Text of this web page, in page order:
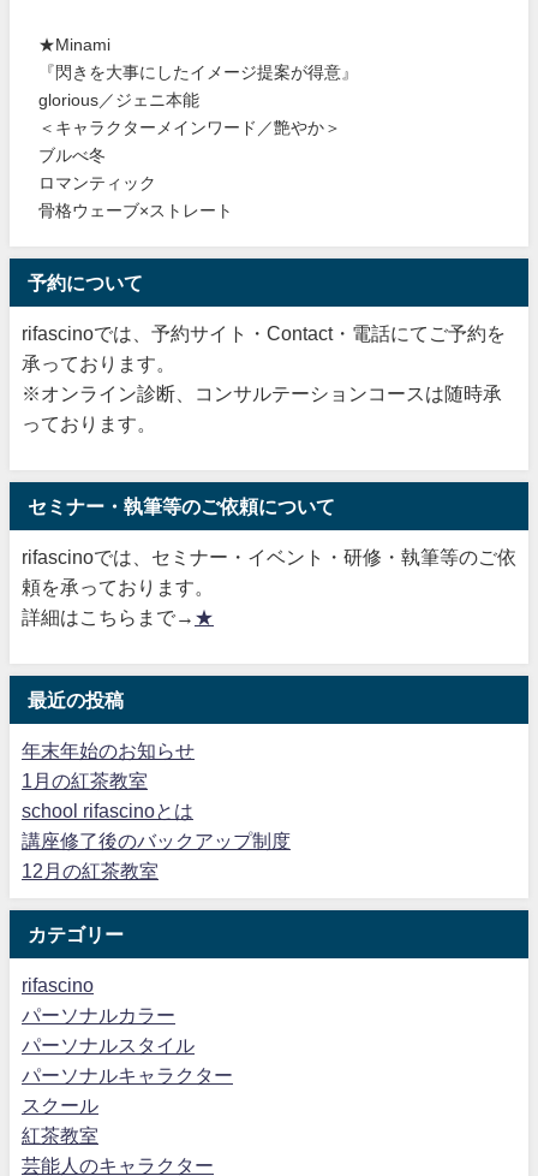
★Minami
『閃きを大事にしたイメージ提案が得意』
glorious／ジェニ本能
＜キャラクターメインワード／艶やか＞
ブルべ冬
ロマンティック
骨格ウェーブ×ストレート
予約について
rifascinoでは、予約サイト・Contact・電話にてご予約を
承っております。
※オンライン診断、コンサルテーションコースは随時承
っております。
セミナー・執筆等のご依頼について
rifascinoでは、セミナー・イベント・研修・執筆等のご依
頼を承っております。
詳細はこちらまで→ ★
最近の投稿
年末年始のお知らせ
1月の紅茶教室
school rifascinoとは
講座修了後のバックアップ制度
12月の紅茶教室
カテゴリー
rifascino
パーソナルカラー
パーソナルスタイル
パーソナルキャラクター
スクール
紅茶教室
芸能人のキャラクター